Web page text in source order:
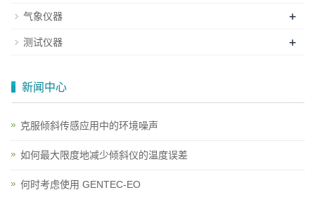
气象仪器 +
测试仪器 +
新闻中心
克服倾斜传感应用中的环境噪声
如何最大限度地减少倾斜仪的温度误差
何时考虑使用 GENTEC-EO